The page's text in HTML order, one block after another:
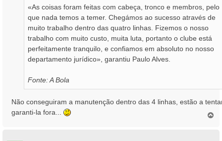
«As coisas foram feitas com cabeça, tronco e membros, pelo
que nada temos a temer. Chegámos ao sucesso através de
muito trabalho dentro das quatro linhas. Fizemos o nosso
trabalho com muito custo, muita luta, portanto o clube está
perfeitamente tranquilo, e confiamos em absoluto no nosso
departamento jurídico», garantiu Paulo Alves.
Fonte: A Bola
Não conseguiram a manutenção dentro das 4 linhas, estão a
garanti-la fora...